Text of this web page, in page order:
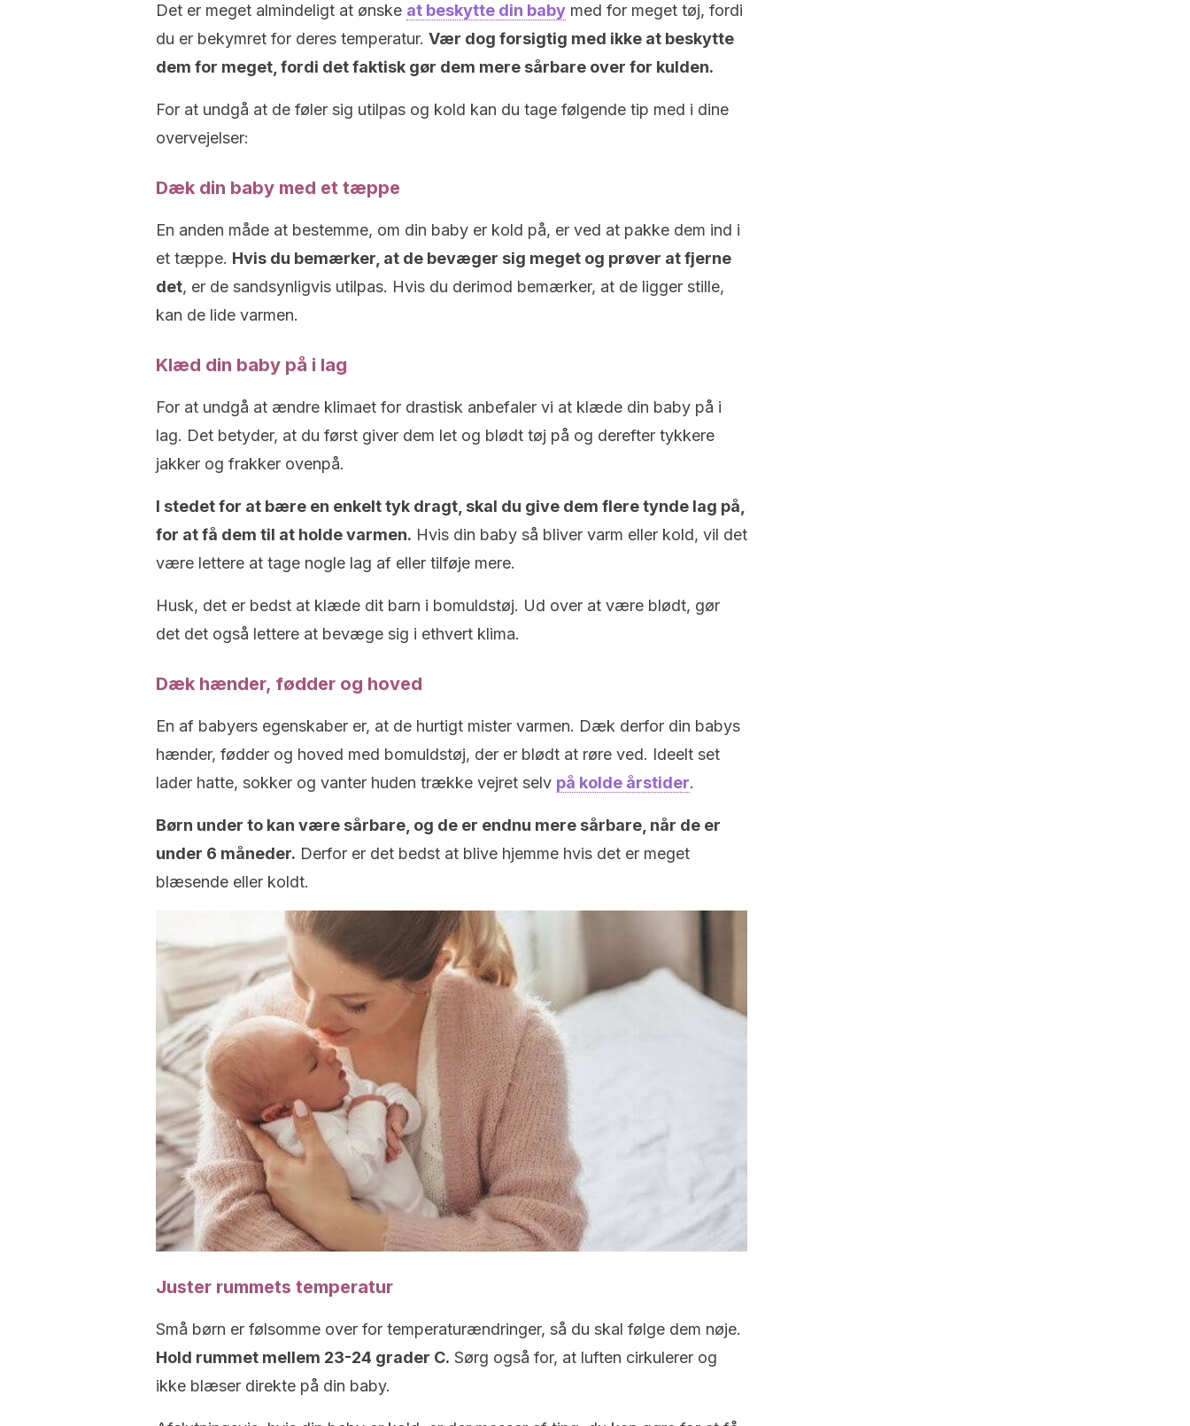
Det er meget almindeligt at ønske at beskytte din baby med for meget tøj, fordi
du er bekymret for deres temperatur. Vær dog forsigtig med ikke at beskytte
dem for meget, fordi det faktisk gør dem mere sårbare over for kulden.
For at undgå at de føler sig utilpas og kold kan du tage følgende tip med i dine
overvejelser:
Dæk din baby med et tæppe
En anden måde at bestemme, om din baby er kold på, er ved at pakke dem ind i
et tæppe. Hvis du bemærker, at de bevæger sig meget og prøver at fjerne
det, er de sandsynligvis utilpas. Hvis du derimod bemærker, at de ligger stille,
kan de lide varmen.
Klæd din baby på i lag
For at undgå at ændre klimaet for drastisk anbefaler vi at klæde din baby på i
lag. Det betyder, at du først giver dem let og blødt tøj på og derefter tykkere
jakker og frakker ovenpå.
I stedet for at bære en enkelt tyk dragt, skal du give dem flere tynde lag på,
for at få dem til at holde varmen. Hvis din baby så bliver varm eller kold, vil det
være lettere at tage nogle lag af eller tilføje mere.
Husk, det er bedst at klæde dit barn i bomuldstøj. Ud over at være blødt, gør
det det også lettere at bevæge sig i ethvert klima.
Dæk hænder, fødder og hoved
En af babyers egenskaber er, at de hurtigt mister varmen. Dæk derfor din babys
hænder, fødder og hoved med bomuldstøj, der er blødt at røre ved. Ideelt set
lader hatte, sokker og vanter huden trække vejret selv på kolde årstider.
Børn under to kan være sårbare, og de er endnu mere sårbare, når de er
under 6 måneder. Derfor er det bedst at blive hjemme hvis det er meget
blæsende eller koldt.
Juster rummets temperatur
Små børn er følsomme over for temperaturændringer, så du skal følge dem nøje.
Hold rummet mellem 23-24 grader C. Sørg også for, at luften cirkulerer og
ikke blæser direkte på din baby.